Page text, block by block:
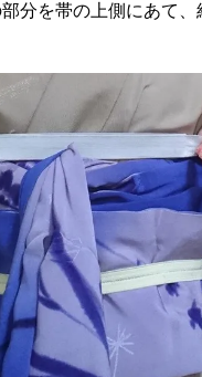
分を帯の上側にあて、